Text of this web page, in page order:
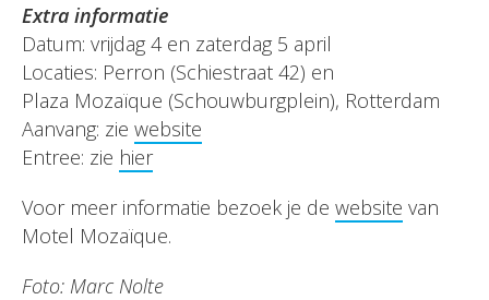
Extra informatie
Datum: vrijdag 4 en zaterdag 5 april
Locaties: Perron (Schiestraat 42) en
Plaza Mozaïque (Schouwburgplein), Rotterdam
Aanvang: zie website
Entree: zie hier
Voor meer informatie bezoek je de website van
Motel Mozaïque.
Foto: Marc Nolte